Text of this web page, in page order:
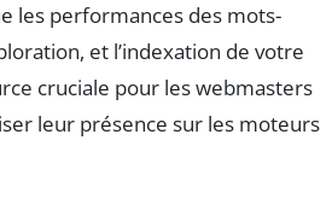
les performances des mots-
et l’indexation de votre
cruciale pour les webmasters
leur présence sur les moteurs